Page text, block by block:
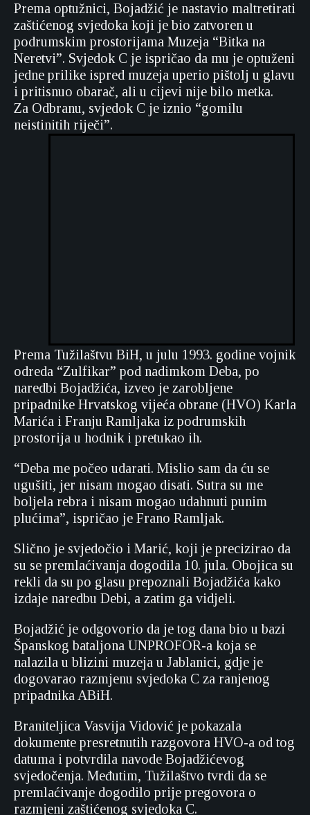
Prema optužnici, Bojadžić je nastavio maltretirati
zaštićenog svjedoka koji je bio zatvoren u
podrumskim prostorijama Muzeja “Bitka na
Neretvi”. Svjedok C je ispričao da mu je optuženi
jedne prilike ispred muzeja uperio pištolj u glavu
i pritisnuo obarač, ali u cijevi nije bilo metka.
Za Odbranu, svjedok C je iznio “gomilu
neistinitih riječi”.
Prema Tužilaštvu BiH, u julu 1993. godine vojnik
odreda “Zulfikar” pod nadimkom Deba, po
naredbi Bojadžića, izveo je zarobljene
pripadnike Hrvatskog vijeća obrane (HVO) Karla
Marića i Franju Ramljaka iz podrumskih
prostorija u hodnik i pretukao ih.
“Deba me počeo udarati. Mislio sam da ću se
ugušiti, jer nisam mogao disati. Sutra su me
boljela rebra i nisam mogao udahnuti punim
plućima”, ispričao je Frano Ramljak.
Slično je svjedočio i Marić, koji je precizirao da
su se premlaćivanja dogodila 10. jula. Obojica su
rekli da su po glasu prepoznali Bojadžića kako
izdaje naredbu Debi, a zatim ga vidjeli.
Bojadžić je odgovorio da je tog dana bio u bazi
Španskog bataljona UNPROFOR-a koja se
nalazila u blizini muzeja u Jablanici, gdje je
dogovarao razmjenu svjedoka C za ranjenog
pripadnika ABiH.
Braniteljica Vasvija Vidović je pokazala
dokumente presretnutih razgovora HVO-a od tog
datuma i potvrdila navode Bojadžićevog
svjedočenja. Međutim, Tužilaštvo tvrdi da se
premlaćivanje dogodilo prije pregovora o
razmjeni zaštićenog svjedoka C.